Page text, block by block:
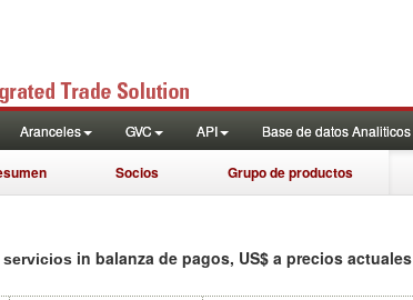
Aranceles GVC API Base de datos Analiticos
Socios Grupo de productos
servicios in balanza de pagos, US$ a precios actuales